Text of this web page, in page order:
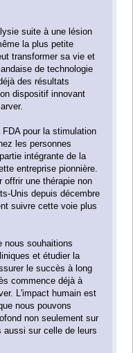
suite à une lésion
la plus petite
transformer sa vie et
de technologie
des résultats
dispositif innovant
pour la stimulation
les personnes
intégrante de la
entreprise pionnière.
offrir une thérapie non
Unis depuis décembre
suivre cette voie plus
nous souhaitions
et étudier la
le succès à long
commence déjà à
L'impact humain est
nous pouvons
non seulement sur
sur celle de leurs